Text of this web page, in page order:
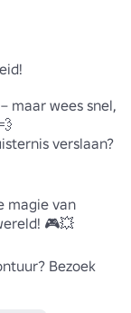
maar wees snel,
verslaan?
magie van
🎮💥
Bezoek